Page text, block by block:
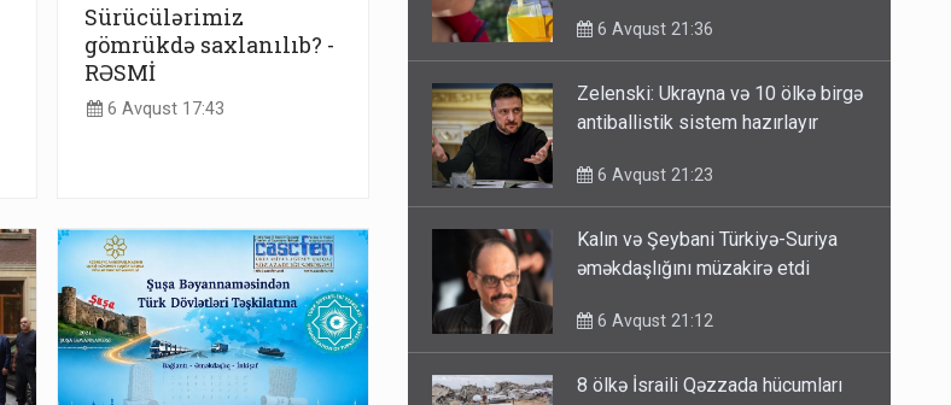
Sürücülərimiz
gömrükdə saxlanılıb? -
RƏSMİ
6 Avqust 17:43
6 Avqust 21:36
Zelenski: Ukrayna və 10 ölkə birgə
antiballistik sistem hazırlayır
6 Avqust 21:23
Kalın və Şeybani Türkiyə-Suriya
əməkdaşlığını müzakirə etdi
6 Avqust 21:12
8 ölkə İsraili Qəzzada hücumları